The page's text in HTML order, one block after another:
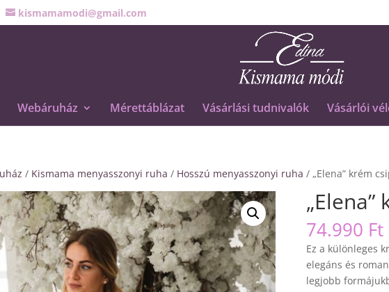
kismamamodi@gmail.com
Webáruház Mérettáblázat Vásárlási tudnivalók Vásárlói
/ Kismama menyasszonyi ruha / Hosszú menyasszonyi ruha / „Elena” krém
74.990 Ft
Ez a különleges
elegáns és
legjobb